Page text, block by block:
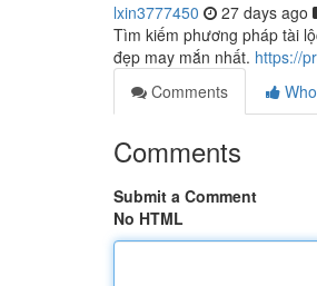
lxin3777450 27 days ago
Tìm kiếm phương pháp tài
đẹp may mắn nhất. https://
Comments
Comments
Submit a Comment
No HTML